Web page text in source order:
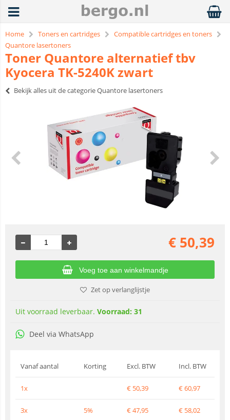
Home Toners en cartridges
Compatible cartridges en toners
Quantore lasertoners
Toner Quantore alternatief tbv
Kyocera TK-5240K zwart
Bekijk alles uit de categorie Quantore lasertoners
€ 50,39
Voeg toe aan winkelmandje
Zet op verlanglijstje
Uit voorraad leverbaar. Voorraad: 31
Deel via WhatsApp
Vanaf aantal Korting Excl. BTW Incl. BTW
1x € 50,39 €60,97
3x 5% €47,95 € 58,02